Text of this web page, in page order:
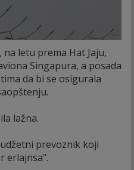
letu prema Hat Jaju,
Singapura, a posada
da bi se osigurala
lažna.
prevoznik koji
erlajnsa".